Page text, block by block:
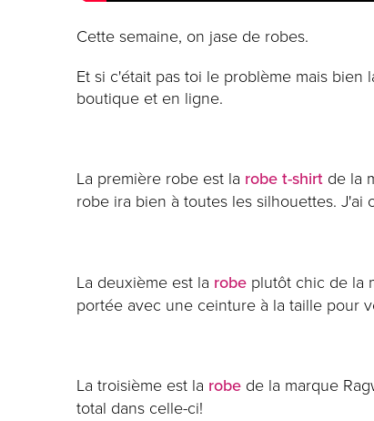
Cette semaine, on jase de robes.
Et si c'était pas toi le problème mais bien
boutique et en ligne.
La première robe est la robe t-shirt de la
robe ira bien à toutes les silhouettes. J'ai
La deuxième est la robe plutôt chic de la
portée avec une ceinture à la taille pour
La troisième est la robe de la marque
total dans celle-ci!